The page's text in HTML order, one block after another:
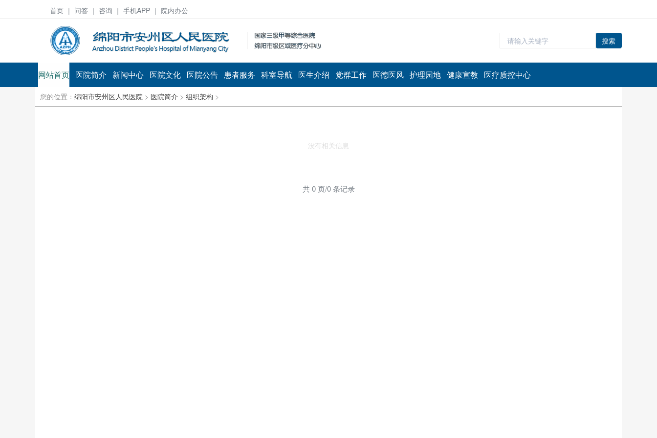
首页 ｜ 问答 ｜ 咨询 ｜ 手机APP ｜ 院内办公
搜索
网站首页 医院简介 新闻中心 医院文化 医院公告 患者服务 科室导航 医生介绍 党群工作 医德医风 护理园地 健康宣教 医疗质控中心
您的位置： 绵阳市安州区人民医院 > 医院简介 > 组织架构 >
共 0 页/0 条记录